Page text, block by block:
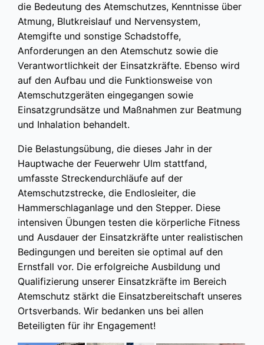
die Bedeutung des Atemschutzes, Kenntnisse über
Atmung, Blutkreislauf und Nervensystem,
Atemgifte und sonstige Schadstoffe,
Anforderungen an den Atemschutz sowie die
Verantwortlichkeit der Einsatzkräfte. Ebenso wird
auf den Aufbau und die Funktionsweise von
Atemschutzgeräten eingegangen sowie
Einsatzgrundsätze und Maßnahmen zur Beatmung
und Inhalation behandelt.
Die Belastungsübung, die dieses Jahr in der
Hauptwache der Feuerwehr Ulm stattfand,
umfasste Streckendurchläufe auf der
Atemschutzstrecke, die Endlosleiter, die
Hammerschlaganlage und den Stepper. Diese
intensiven Übungen testen die körperliche Fitness
und Ausdauer der Einsatzkräfte unter realistischen
Bedingungen und bereiten sie optimal auf den
Ernstfall vor. Die erfolgreiche Ausbildung und
Qualifizierung unserer Einsatzkräfte im Bereich
Atemschutz stärkt die Einsatzbereitschaft unseres
Ortsverbands. Wir bedanken uns bei allen
Beteiligten für ihr Engagement!